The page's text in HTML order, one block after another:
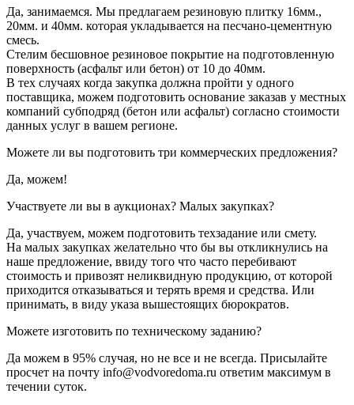
Да, занимаемся. Мы предлагаем резиновую плитку 16мм.,
20мм. и 40мм. которая укладывается на песчано-цементную
смесь.
Стелим бесшовное резиновое покрытие на подготовленную
поверхность (асфальт или бетон) от 10 до 40мм.
В тех случаях когда закупка должна пройти у одного
поставщика, можем подготовить основание заказав у местных
компаний субподряд (бетон или асфальт) согласно стоимости
данных услуг в вашем регионе.
Можете ли вы подготовить три коммерческих предложения?
Да, можем!
Участвуете ли вы в аукционах? Малых закупках?
Да, участвуем, можем подготовить техзадание или смету.
На малых закупках желательно что бы вы откликнулись на
наше предложение, ввиду того что часто перебивают
стоимость и привозят неликвидную продукцию, от которой
приходится отказываться и терять время и средства. Или
принимать, в виду указа вышестоящих бюрократов.
Можете изготовить по техническому заданию?
Да можем в 95% случая, но не все и не всегда. Присылайте
просчет на почту info@vodvoredoma.ru ответим максимум в
течении суток.